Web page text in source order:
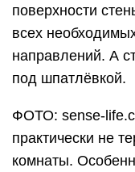
поверхности
всех
направлений. А
под шпатлёвкой.
ФОТО: sense-
практически не
комнаты.